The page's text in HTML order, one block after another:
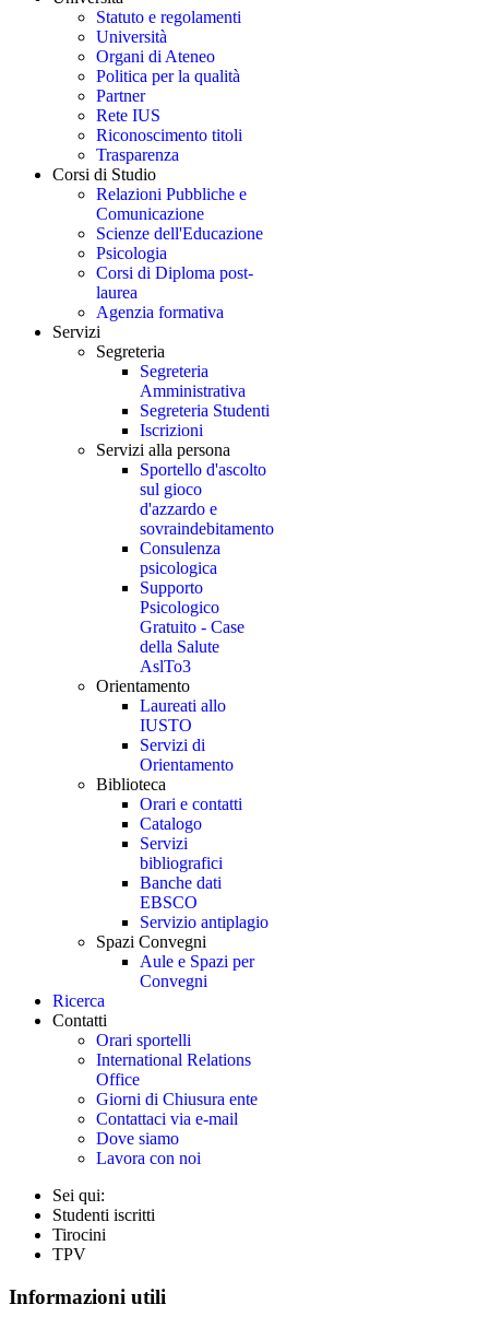
Statuto e regolamenti
Università
Organi di Ateneo
Politica per la qualità
Partner
Rete IUS
Riconoscimento titoli
Trasparenza
Corsi di Studio
Relazioni Pubbliche e
Comunicazione
Scienze dell'Educazione
Psicologia
Corsi di Diploma post-
laurea
Agenzia formativa
Servizi
Segreteria
Segreteria
Amministrativa
Segreteria Studenti
Iscrizioni
Servizi alla persona
Sportello d'ascolto
sul gioco
d'azzardo e
sovraindebitamento
Consulenza
psicologica
Supporto
Psicologico
Gratuito - Case
della Salute
AslTo3
Orientamento
Laureati allo
IUSTO
Servizi di
Orientamento
Biblioteca
Orari e contatti
Catalogo
Servizi
bibliografici
Banche dati
EBSCO
Servizio antiplagio
Spazi Convegni
Aule e Spazi per
Convegni
Ricerca
Contatti
Orari sportelli
International Relations
Office
Giorni di Chiusura ente
Contattaci via e-mail
Dove siamo
Lavora con noi
Sei qui:
Studenti iscritti
Tirocini
TPV
Informazioni utili